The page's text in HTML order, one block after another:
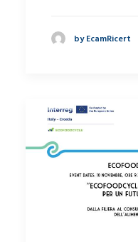
by EcamRicert